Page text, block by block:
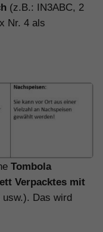
(z.B.: IN3ABC, 2
Nr. 4 als
Tombola
Verpacktes mit
Das wird